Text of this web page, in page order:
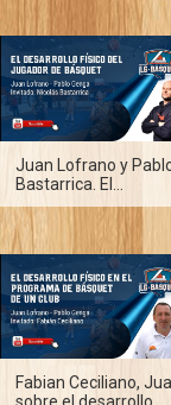
Juan Lofrano y
Bastarrica. El...
Fabian Ceciliano,